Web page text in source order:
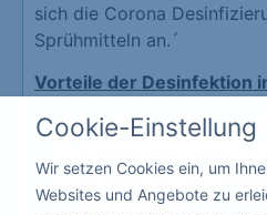
sich die Corona
Sprühmitteln an.´
Vorteile der Desinfektion
Schutz Ihrer
Schützt vor der
Gastronomie
Cookie-Einstellung
Wir setzen Cookies ein, um
Websites und Angebote zu